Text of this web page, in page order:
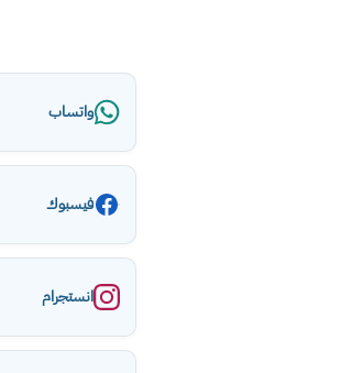
واتساب
فيسبوك
انستجرام